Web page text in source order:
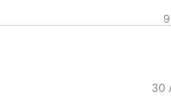
30